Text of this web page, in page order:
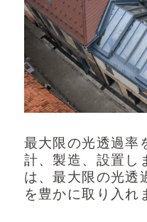
最大限の光透過率
計、製造、設置し
は、最大限の光透
を豊かに取り入れ